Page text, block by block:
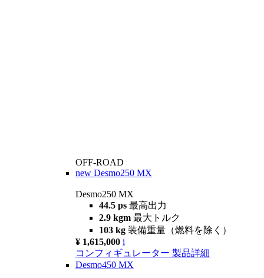
OFF-ROAD
new Desmo250 MX
Desmo250 MX
44.5 ps 最高出力
2.9 kgm 最大トルク
103 kg 装備重量（燃料を除く）
¥ 1,615,000 i
コンフィギュレーター 製品詳細
Desmo450 MX